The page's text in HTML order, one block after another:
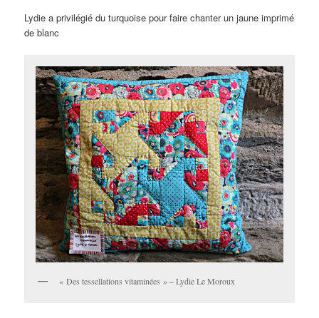
Lydie a privilégié du turquoise pour faire chanter un jaune imprimé
de blanc
« Des tessellations vitaminées » – Lydie Le Moroux